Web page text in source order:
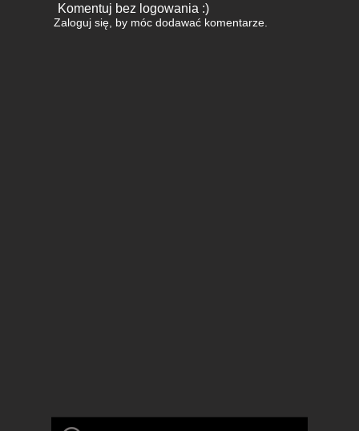
Komentuj bez logowania :)
Zaloguj się, by móc dodawać komentarze.